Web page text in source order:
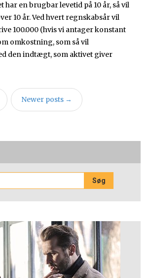
har en brugbar levetid på 10 år, så vil
10 år. Ved hvert regnskabsår vil
100.000 (hvis vi antager konstant
omkostning, som så vil
den indtægt, som aktivet giver
Newer posts →